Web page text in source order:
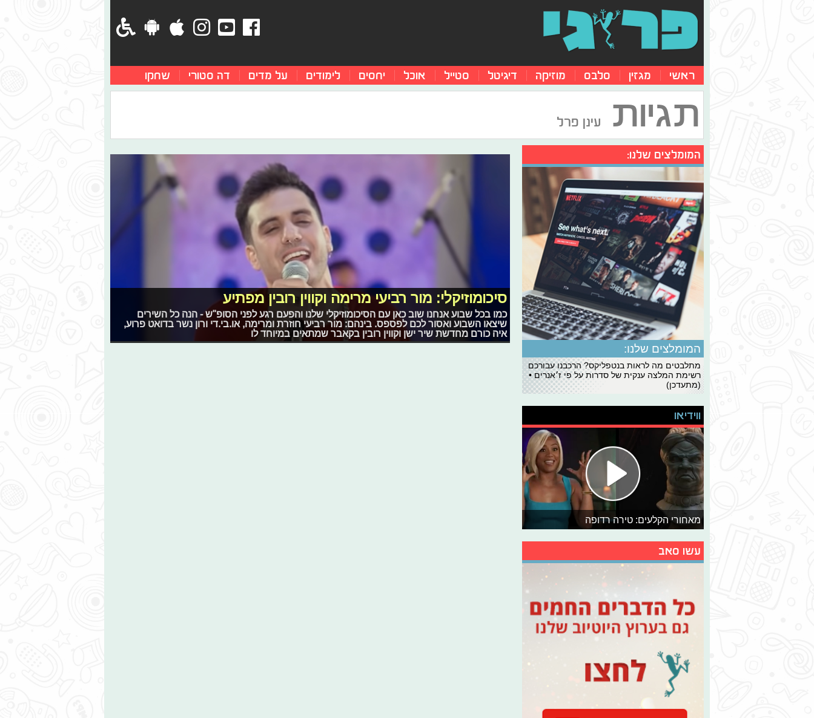
ראשי מגזין סלבס מוזיקה דיגיטל סטייל אוכל יחסים לימודים על מדים דה סטורי שחקו
תגיות עינן פרל
סיכומוזיקלי: מור רביעי מרימה וקווין רובין מפתיע
כמו בכל שבוע אנחנו שוב כאן עם הסיכומוזיקלי שלנו והפעם רגע לפני הסופ"ש - הנה כל השירים
שיצאו השבוע ואסור לכם לפספס. בינהם: מור רביעי חוזרת ומרימה, או.בי.די ורון נשר בדואט פרוע,
איה כורם מחדשת שיר ישן וקווין רובין בקאבר שמתאים במיוחד לו
המומלצים שלנו:
המומלצים שלנו:
מתלבטים מה לראות בנטפליקס? הרכבנו עבורכם
רשימת המלצה ענקית של סדרות על פי ז׳אנרים •
(מתעדכן)
ווידיאו
מאחורי הקלעים: טירה רדופה
עשו סאב